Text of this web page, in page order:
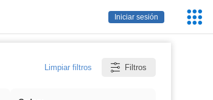
Iniciar sesión
Limpiar filtros Filtros